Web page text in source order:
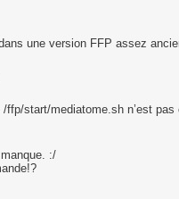
une version FFP assez
start/mediatome.sh n’est pas
:/